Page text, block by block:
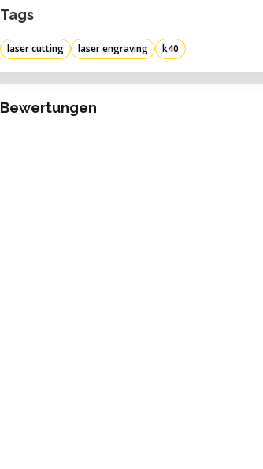
Tags
laser cutting laser engraving k40
Bewertungen